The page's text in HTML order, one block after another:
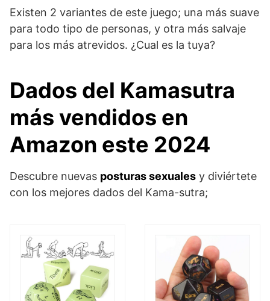
Existen 2 variantes de este juego; una más suave
para todo tipo de personas, y otra más salvaje
para los más atrevidos. ¿Cual es la tuya?
Dados del Kamasutra
más vendidos en
Amazon este 2024
Descubre nuevas posturas sexuales y diviértete
con los mejores dados del Kama-sutra;